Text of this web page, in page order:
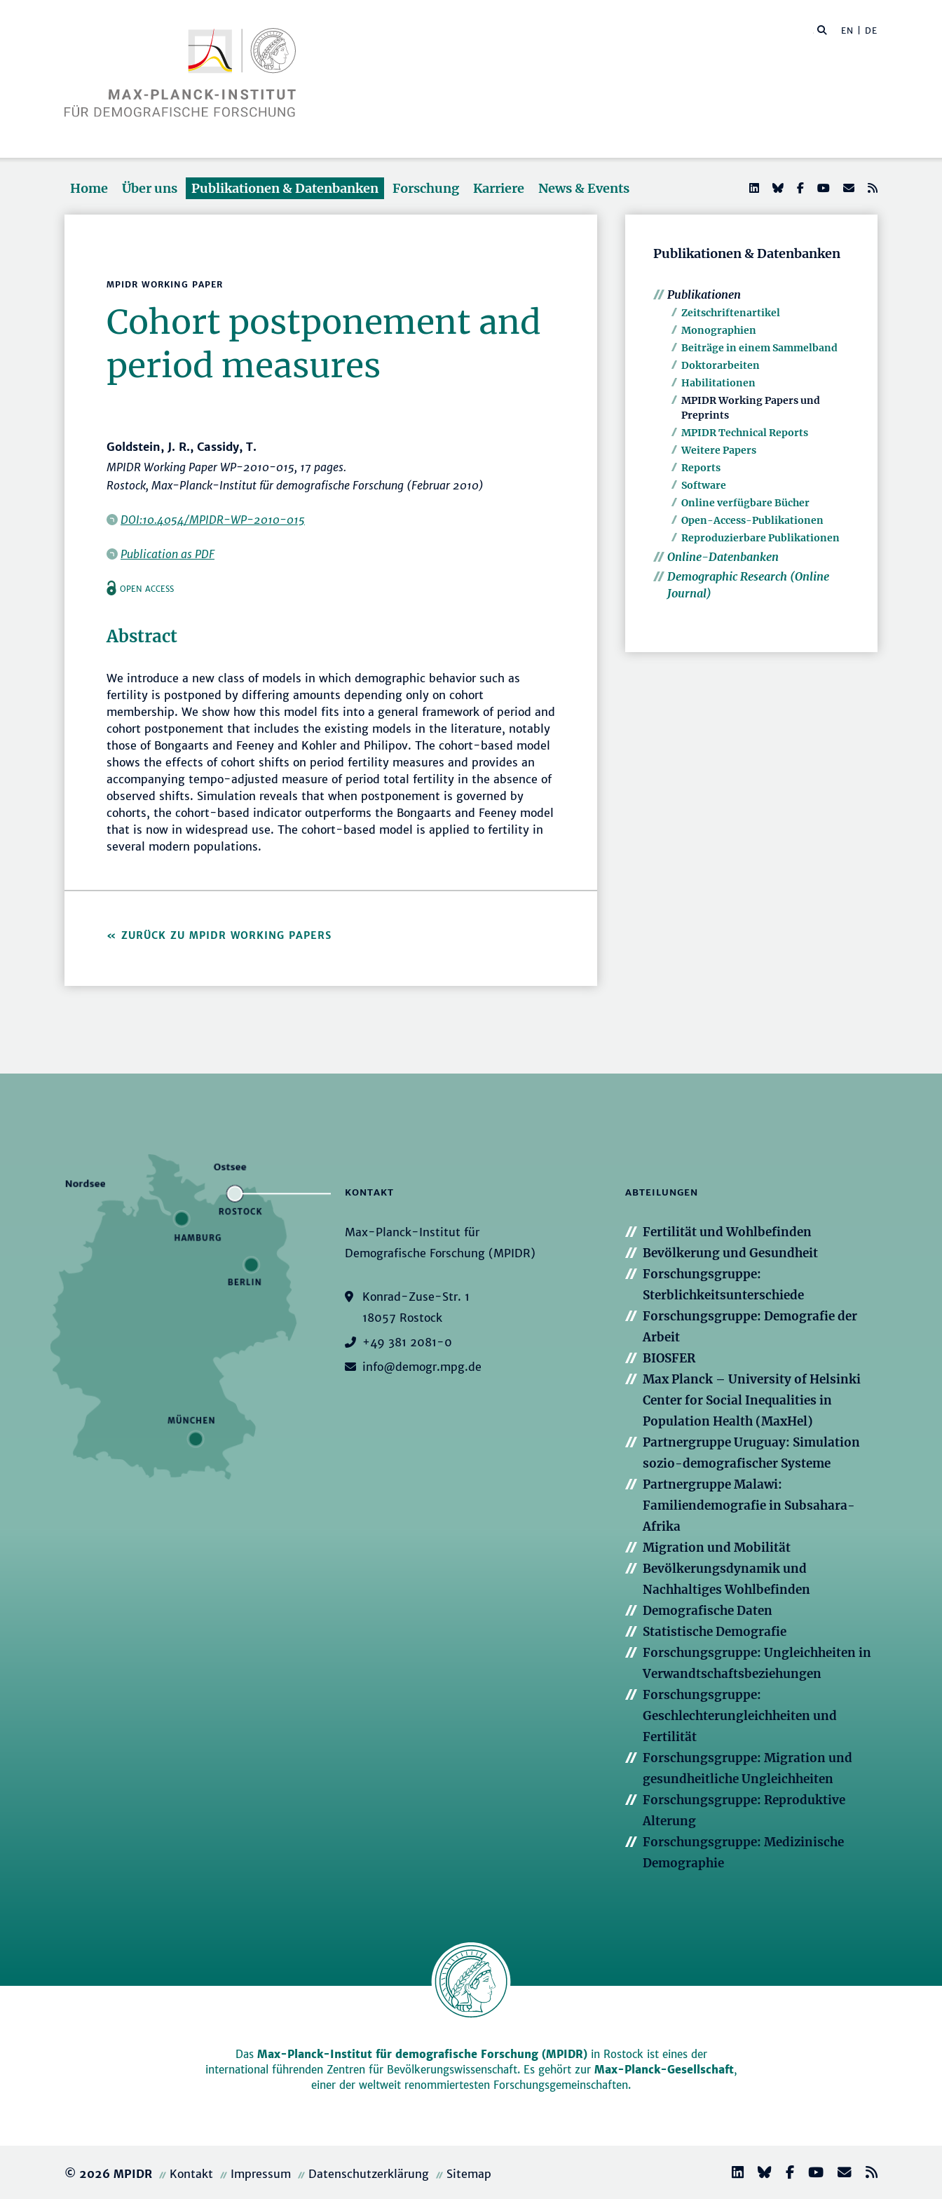
EN | DE
Home Über uns Publikationen & Datenbanken Forschung Karriere News & Events
MPIDR WORKING PAPER
Cohort postponement and
period measures
Goldstein, J. R., Cassidy, T.
MPIDR Working Paper WP-2010-015, 17 pages.
Rostock, Max-Planck-Institut für demografische Forschung (Februar 2010)
DOI:10.4054/MPIDR-WP-2010-015
Publication as PDF
OPEN ACCESS
Abstract
We introduce a new class of models in which demographic behavior such as
fertility is postponed by differing amounts depending only on cohort
membership. We show how this model fits into a general framework of period and
cohort postponement that includes the existing models in the literature, notably
those of Bongaarts and Feeney and Kohler and Philipov. The cohort-based model
shows the effects of cohort shifts on period fertility measures and provides an
accompanying tempo-adjusted measure of period total fertility in the absence of
observed shifts. Simulation reveals that when postponement is governed by
cohorts, the cohort-based indicator outperforms the Bongaarts and Feeney model
that is now in widespread use. The cohort-based model is applied to fertility in
several modern populations.
ZURÜCK ZU MPIDR WORKING PAPERS
Publikationen & Datenbanken
Publikationen
Zeitschriftenartikel
Monographien
Beiträge in einem Sammelband
Doktorarbeiten
Habilitationen
MPIDR Working Papers und
Preprints
MPIDR Technical Reports
Weitere Papers
Reports
Software
Online verfügbare Bücher
Open-Access-Publikationen
Reproduzierbare Publikationen
Online-Datenbanken
Demographic Research (Online
Journal)
KONTAKT
Max-Planck-Institut für
Demografische Forschung (MPIDR)
Konrad-Zuse-Str. 1
18057 Rostock
+49 381 2081-0
info@demogr.mpg.de
ABTEILUNGEN
Fertilität und Wohlbefinden
Bevölkerung und Gesundheit
Forschungsgruppe:
Sterblichkeitsunterschiede
Forschungsgruppe: Demografie der
Arbeit
BIOSFER
Max Planck – University of Helsinki
Center for Social Inequalities in
Population Health (MaxHel)
Partnergruppe Uruguay: Simulation
sozio-demografischer Systeme
Partnergruppe Malawi:
Familiendemografie in Subsahara-
Afrika
Migration und Mobilität
Bevölkerungsdynamik und
Nachhaltiges Wohlbefinden
Demografische Daten
Statistische Demografie
Forschungsgruppe: Ungleichheiten in
Verwandtschaftsbeziehungen
Forschungsgruppe:
Geschlechterungleichheiten und
Fertilität
Forschungsgruppe: Migration und
gesundheitliche Ungleichheiten
Forschungsgruppe: Reproduktive
Alterung
Forschungsgruppe: Medizinische
Demographie
Das Max-Planck-Institut für demografische Forschung (MPIDR)in Rostock ist eines der
international führenden Zentren für Bevölkerungswissenschaft. Es gehört zur Max-Planck-Gesellschaft,
einer der weltweit renommiertesten Forschungsgemeinschaften.
© 2026 MPIDR Kontakt Impressum Datenschutzerklärung Sitemap